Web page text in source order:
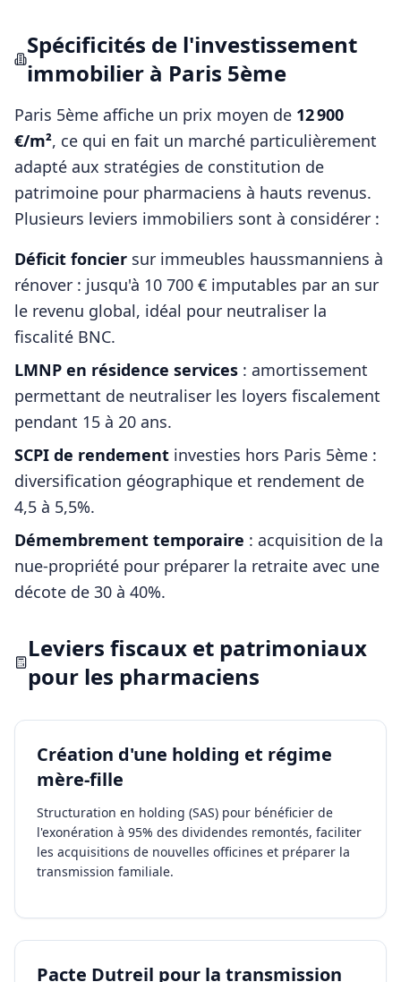
Spécificités de l'investissement
immobilier à Paris 5ème
Paris 5ème affiche un prix moyen de 12 900
€/m², ce qui en fait un marché particulièrement
adapté aux stratégies de constitution de
patrimoine pour pharmaciens à hauts revenus.
Plusieurs leviers immobiliers sont à considérer :
Déficit foncier sur immeubles haussmanniens à
rénover : jusqu'à 10 700 € imputables par an sur
le revenu global, idéal pour neutraliser la
fiscalité BNC.
LMNP en résidence services : amortissement
permettant de neutraliser les loyers fiscalement
pendant 15 à 20 ans.
SCPI de rendement investies hors Paris 5ème :
diversification géographique et rendement de
4,5 à 5,5%.
Démembrement temporaire : acquisition de la
nue-propriété pour préparer la retraite avec une
décote de 30 à 40%.
Leviers fiscaux et patrimoniaux
pour les pharmaciens
Création d'une holding et régime
mère-fille
Structuration en holding (SAS) pour bénéficier de
l'exonération à 95% des dividendes remontés, faciliter
les acquisitions de nouvelles officines et préparer la
transmission familiale.
Pacte Dutreil pour la transmission